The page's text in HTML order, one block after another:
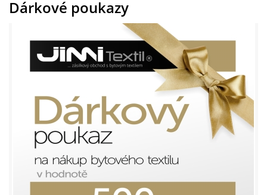
Dárkové poukazy